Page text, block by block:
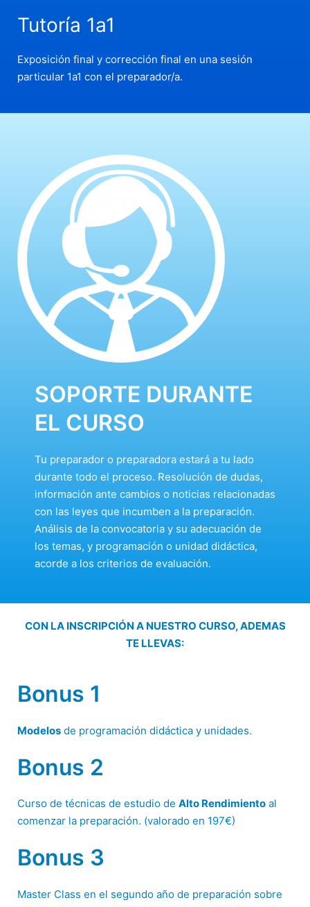
Tutoría 1a1
Exposición final y corrección final en una sesión
particular 1a1 con el preparador/a.
SOPORTE DURANTE
EL CURSO
Tu preparador o preparadora estará a tu lado
durante todo el proceso. Resolución de dudas,
información ante cambios o noticias relacionadas
con las leyes que incumben a la preparación.
Análisis de la convocatoria y su adecuación de
los temas, y programación o unidad didáctica,
acorde a los criterios de evaluación.
CON LA INSCRIPCIÓN A NUESTRO CURSO, ADEMAS
TE LLEVAS:
Bonus 1
Modelos de programación didáctica y unidades.
Bonus 2
Curso de técnicas de estudio de Alto Rendimiento al
comenzar la preparación. (valorado en 197€)
Bonus 3
Master Class en el segundo año de preparación sobre